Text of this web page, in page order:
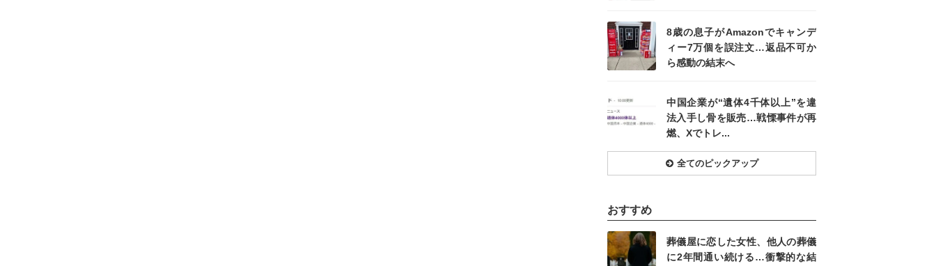
8歳の息子がAmazonでキャンデ
ィー7万個を誤注文…返品不可か
ら感動の結末へ
中国企業が“遺体4千体以上”を違
法入手し骨を販売…戦慄事件が再
燃、Xでトレ...
全てのピックアップ
おすすめ
葬儀屋に恋した女性、他人の葬儀
に2年間通い続ける…衝撃的な結